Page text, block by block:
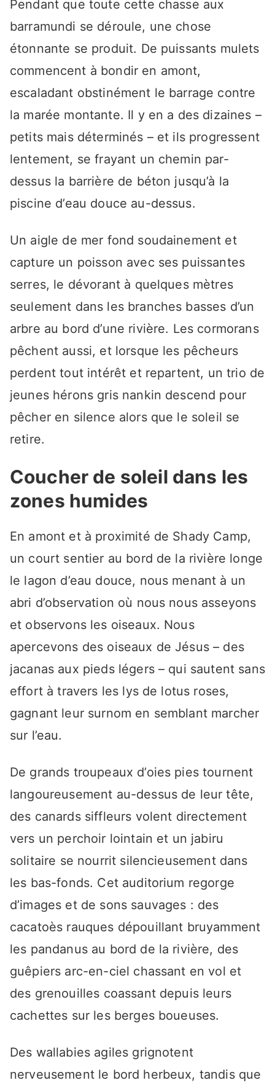
Pendant que toute cette chasse aux
barramundi se déroule, une chose
étonnante se produit. De puissants mulets
commencent à bondir en amont,
escaladant obstinément le barrage contre
la marée montante. Il y en a des dizaines –
petits mais déterminés – et ils progressent
lentement, se frayant un chemin par-
dessus la barrière de béton jusqu’à la
piscine d’eau douce au-dessus.
Un aigle de mer fond soudainement et
capture un poisson avec ses puissantes
serres, le dévorant à quelques mètres
seulement dans les branches basses d’un
arbre au bord d’une rivière. Les cormorans
pêchent aussi, et lorsque les pêcheurs
perdent tout intérêt et repartent, un trio de
jeunes hérons gris nankin descend pour
pêcher en silence alors que le soleil se
retire.
Coucher de soleil dans les
zones humides
En amont et à proximité de Shady Camp,
un court sentier au bord de la rivière longe
le lagon d’eau douce, nous menant à un
abri d’observation où nous nous asseyons
et observons les oiseaux. Nous
apercevons des oiseaux de Jésus – des
jacanas aux pieds légers – qui sautent sans
effort à travers les lys de lotus roses,
gagnant leur surnom en semblant marcher
sur l’eau.
De grands troupeaux d’oies pies tournent
langoureusement au-dessus de leur tête,
des canards siffleurs volent directement
vers un perchoir lointain et un jabiru
solitaire se nourrit silencieusement dans
les bas-fonds. Cet auditorium regorge
d’images et de sons sauvages : des
cacatoès rauques dépouillant bruyamment
les pandanus au bord de la rivière, des
guêpiers arc-en-ciel chassant en vol et
des grenouilles coassant depuis leurs
cachettes sur les berges boueuses.
Des wallabies agiles grignotent
nerveusement le bord herbeux, tandis que